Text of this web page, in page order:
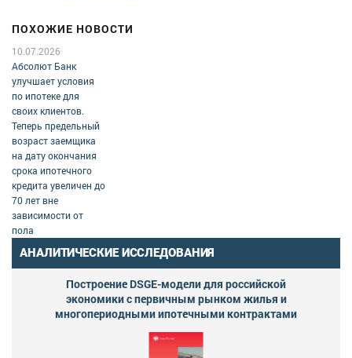
ПОХОЖИЕ НОВОСТИ
10.07.2026
Абсолют Банк
улучшает условия
по ипотеке для
своих клиентов.
Теперь предельный
возраст заемщика
на дату окончания
срока ипотечного
кредита увеличен до
70 лет вне
зависимости от
пола
АНАЛИТИЧЕСКИЕ ИССЛЕДОВАНИЯ
Построение DSGE-модели для российской
экономики с первичным рынком жилья и
многопериодными ипотечными контрактами